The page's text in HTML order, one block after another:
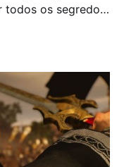
todos os segredos
os finais